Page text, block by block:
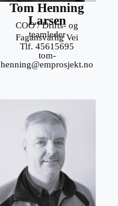
Tom Henning
Larsen
COO / Drifts- og
teamleder
Fagansvarlig Vei
Tlf. 45615695
tom-
henning@emprosjekt.no